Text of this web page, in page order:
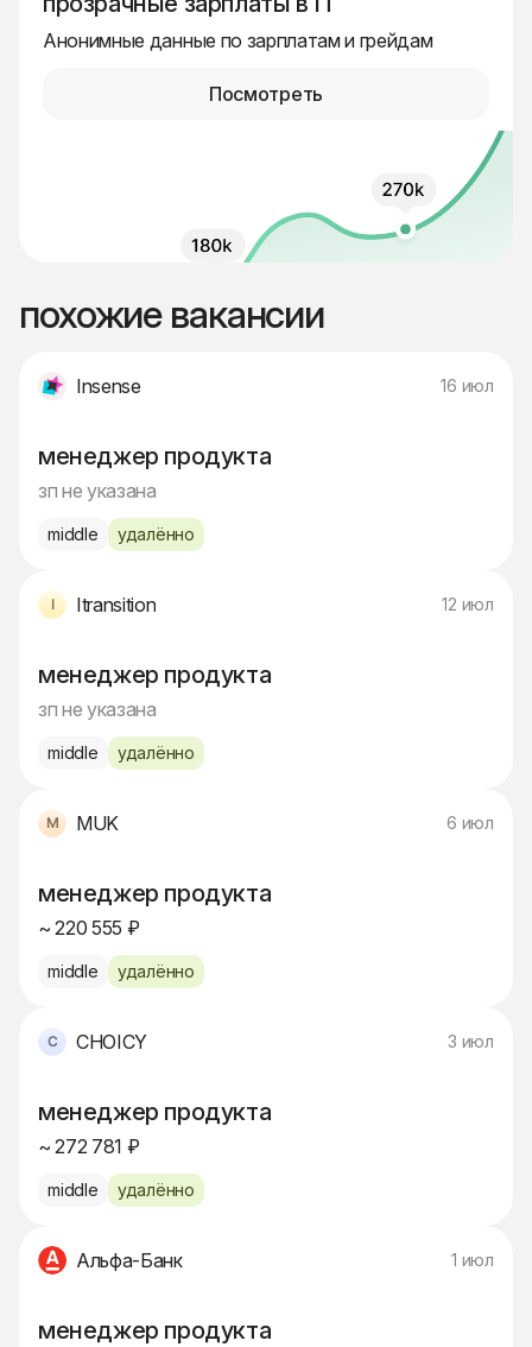
Анонимные данные по зарплатам и грейдам
Посмотреть
похожие вакансии
Insense 16 июл
менеджер продукта
зп не указана
middle удалённо
Itransition 12 июл
менеджер продукта
зп не указана
middle удалённо
MUK 6 июл
менеджер продукта
~ 220 555 ₽
middle удалённо
CHOICY 3 июл
менеджер продукта
~ 272 781 ₽
middle удалённо
Альфа-Банк 1 июл
менеджер продукта